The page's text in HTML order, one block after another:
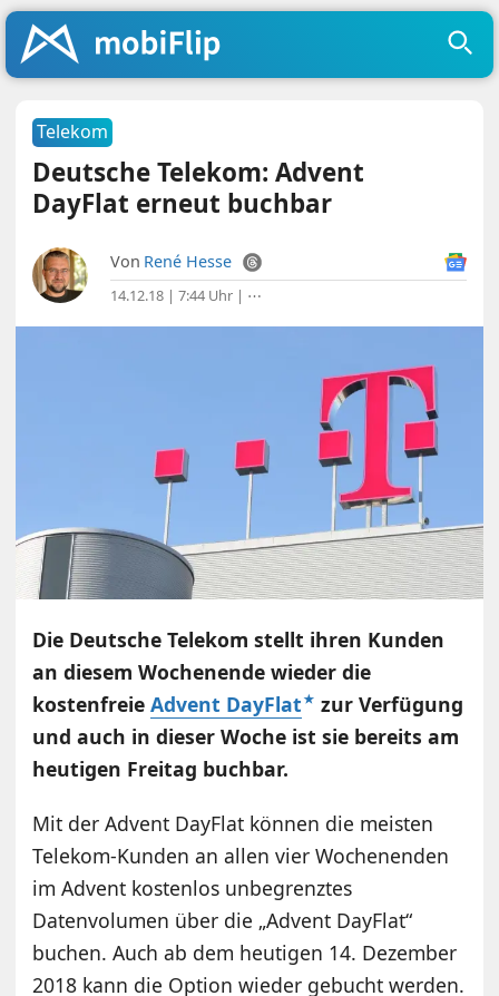
Telekom
Deutsche Telekom: Advent
DayFlat erneut buchbar
Von René Hesse
14.12.18 | 7:44 Uhr | ⋯
Die Deutsche Telekom stellt ihren Kunden
an diesem Wochenende wieder die
kostenfreieAdvent DayFlat
zur Verfügung
und auch in dieser Woche ist sie bereits am
heutigen Freitag buchbar.
Mit der Advent DayFlat können die meisten
Telekom-Kunden an allen vier Wochenenden
im Advent kostenlos unbegrenztes
Datenvolumen über die „Advent DayFlat“
buchen. Auch ab dem heutigen 14. Dezember
2018 kann die Option wieder gebucht werden.